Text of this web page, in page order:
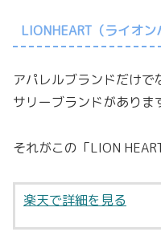
LIONHEART（ライオン
アパレルブランドだけ
サリーブランドがありま
それがこの「LION
楽天で詳細を見る